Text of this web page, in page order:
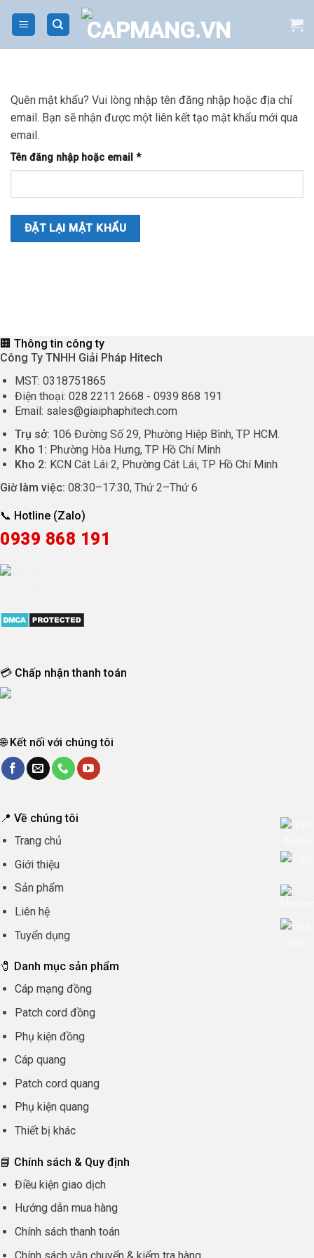
Quên mật khẩu? Vui lòng nhập tên đăng nhập hoặc địa chỉ
email. Bạn sẽ nhận được một liên kết tạo mật khẩu mới qua
email.
Tên đăng nhập hoặc email *Bắt
buộc
ĐẶT LẠI MẬT KHẨU
🏢 Thông tin công ty
Công Ty TNHH Giải Pháp Hitech
MST: 0318751865
Điện thoại: 028 2211 2668 - 0939 868 191
Email: sales@giaiphaphitech.com
Trụ sở: 106 Đường Số 29, Phường Hiệp Bình, TP HCM.
Kho 1: Phường Hòa Hưng, TP Hồ Chí Minh
Kho 2: KCN Cát Lái 2, Phường Cát Lái, TP Hồ Chí Minh
Giờ làm việc: 08:30–17:30, Thứ 2–Thứ 6
📞 Hotline (Zalo)
0939 868 191
💳 Chấp nhận thanh toán
🌐 Kết nối với chúng tôi
📍 Về chúng tôi
Trang chủ
Giới thiệu
Sản phẩm
Liên hệ
Tuyển dụng
🧷 Danh mục sản phẩm
Cáp mạng đồng
Patch cord đồng
Phụ kiện đồng
Cáp quang
Patch cord quang
Phụ kiện quang
Thiết bị khác
📘 Chính sách & Quy định
Điều kiện giao dịch
Hướng dẫn mua hàng
Chính sách thanh toán
Chính sách vận chuyển & kiểm tra hàng